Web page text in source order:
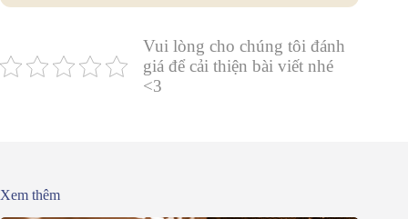
Vui lòng cho chúng tôi đánh
giá để cải thiện bài viết nhé
<3
Xem thêm